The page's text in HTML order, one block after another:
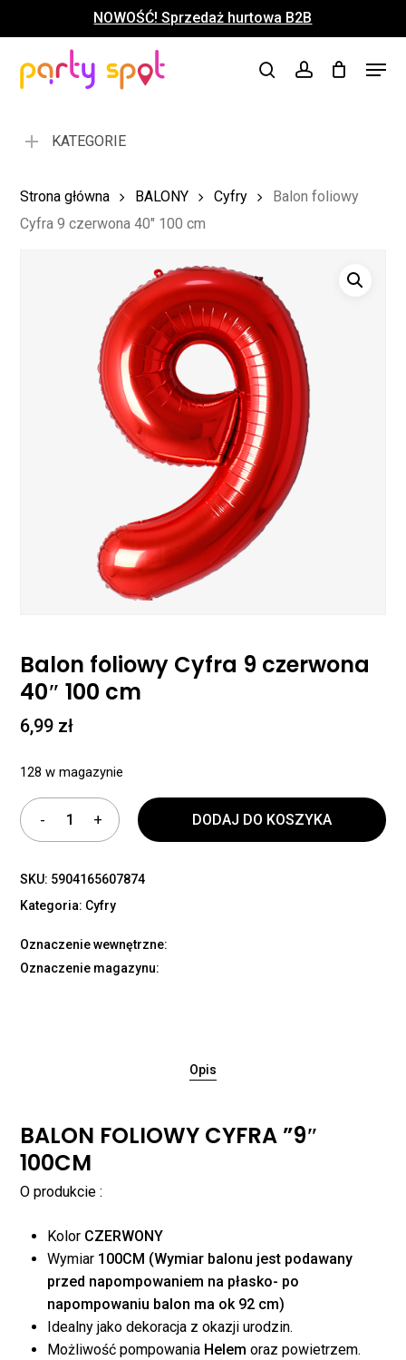
to
content
NOWOŚĆ! Sprzedaż hurtowa B2B
searchaccount
Menu
Koszyk Close
KATEGORIE
Strona główna BALONY Cyfry
Balon foliowy
Cyfra 9 czerwona 40″ 100 cm
Balon foliowy Cyfra 9 czerwona
40″ 100 cm
6,99 zł
128 w magazynie
DODAJ DO KOSZYKA
SKU: 5904165607874
Kategoria: Cyfry
Oznaczenie wewnętrzne:
Oznaczenie magazynu:
Opis
BALON FOLIOWY CYFRA ”9″
100CM
O produkcie :
Kolor CZERWONY
Wymiar 100CM (Wymiar balonu jest podawany
przed napompowaniem na płasko- po
napompowaniu balon ma ok 92 cm)
Idealny jako dekoracja z okazji urodzin.
Możliwość pompowania Helem oraz powietrzem.
Menu